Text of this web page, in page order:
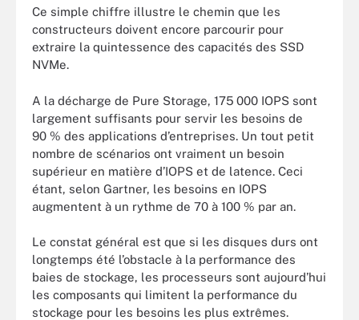
Ce simple chiffre illustre le chemin que les
constructeurs doivent encore parcourir pour
extraire la quintessence des capacités des SSD
NVMe.
A la décharge de Pure Storage, 175 000 IOPS sont
largement suffisants pour servir les besoins de
90 % des applications d’entreprises. Un tout petit
nombre de scénarios ont vraiment un besoin
supérieur en matière d’IOPS et de latence. Ceci
étant, selon Gartner, les besoins en IOPS
augmentent à un rythme de 70 à 100 % par an.
Le constat général est que si les disques durs ont
longtemps été l’obstacle à la performance des
baies de stockage, les processeurs sont aujourd’hui
les composants qui limitent la performance du
stockage pour les besoins les plus extrêmes.